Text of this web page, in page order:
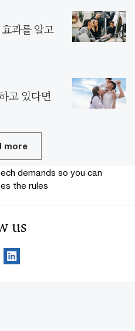
과를 알고
고 있다면
more
demands so you can
the rules
us